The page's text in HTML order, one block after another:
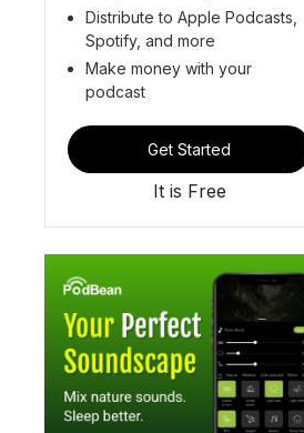
Distribute to Apple Podcasts,
Spotify, and more
Make money with your
podcast
Get Started
It is Free